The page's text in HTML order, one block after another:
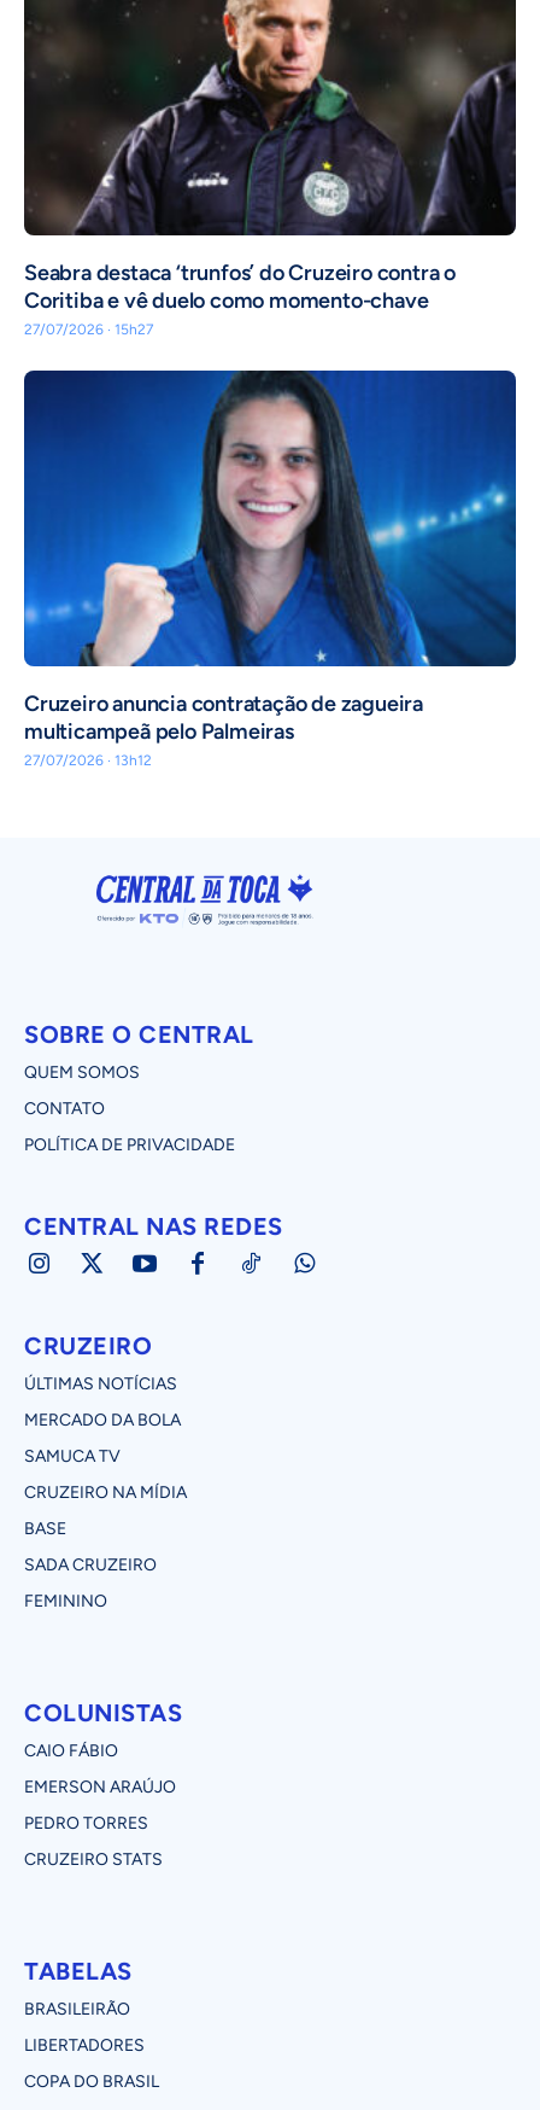
Seabra destaca ‘trunfos’ do Cruzeiro contra o
Coritiba e vê duelo como momento-chave
27/07/2026 · 15h27
Cruzeiro anuncia contratação de zagueira
multicampeã pelo Palmeiras
27/07/2026 · 13h12
SOBRE O CENTRAL
QUEM SOMOS
CONTATO
POLÍTICA DE PRIVACIDADE
CENTRAL NAS REDES
CRUZEIRO
ÚLTIMAS NOTÍCIAS
MERCADO DA BOLA
SAMUCA TV
CRUZEIRO NA MÍDIA
BASE
SADA CRUZEIRO
FEMININO
COLUNISTAS
CAIO FÁBIO
EMERSON ARAÚJO
PEDRO TORRES
CRUZEIRO STATS
TABELAS
BRASILEIRÃO
LIBERTADORES
COPA DO BRASIL